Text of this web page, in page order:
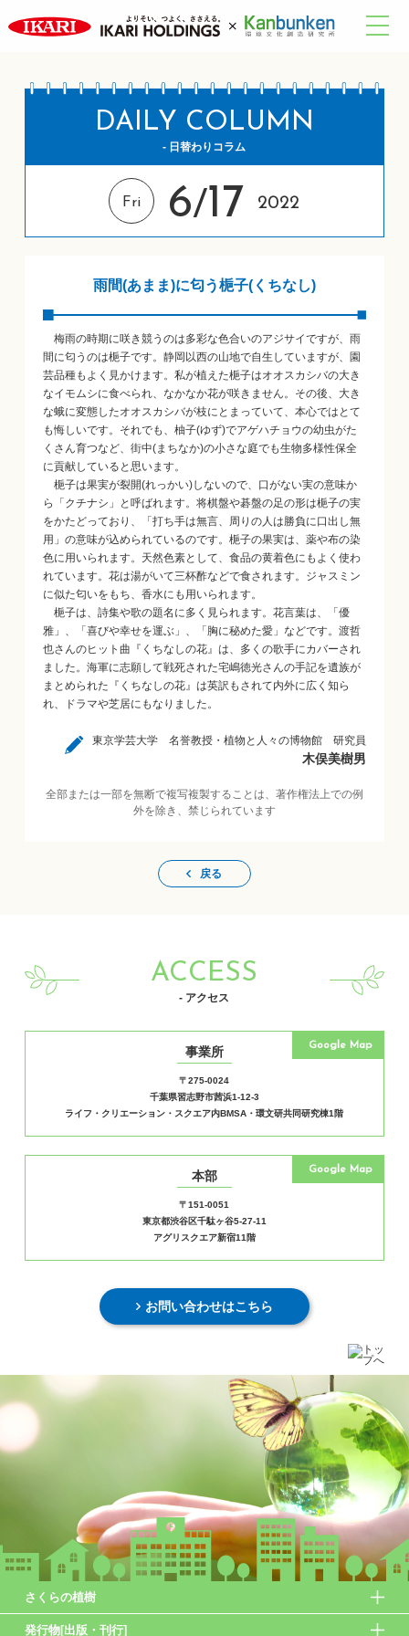
DAILY COLUMN
- 日替わりコラム
Fri 6/17 2022
雨間(あまま)に匂う梔子(くちなし)
梅雨の時期に咲き競うのは多彩な色合いのアジサイですが、雨
間に匂うのは梔子です。静岡以西の山地で自生していますが、園
芸品種もよく見かけます。私が植えた梔子はオオスカシバの大き
なイモムシに食べられ、なかなか花が咲きません。その後、大き
な蛾に変態したオオスカシバが枝にとまっていて、本心ではとて
も悔しいです。それでも、柚子(ゆず)でアゲハチョウの幼虫がた
くさん育つなど、街中(まちなか)の小さな庭でも生物多様性保全
に貢献していると思います。
梔子は果実が裂開(れっかい)しないので、口がない実の意味か
ら「クチナシ」と呼ばれます。将棋盤や碁盤の足の形は梔子の実
をかたどっており、「打ち手は無言、周りの人は勝負に口出し無
用」の意味が込められているのです。梔子の果実は、薬や布の染
色に用いられます。天然色素として、食品の黄着色にもよく使わ
れています。花は湯がいて三杯酢などで食されます。ジャスミン
に似た匂いをもち、香水にも用いられます。
梔子は、詩集や歌の題名に多く見られます。花言葉は、「優
雅」、「喜びや幸せを運ぶ」、「胸に秘めた愛」などです。渡哲
也さんのヒット曲『くちなしの花』は、多くの歌手にカバーされ
ました。海軍に志願して戦死された宅嶋徳光さんの手記を遺族が
まとめられた『くちなしの花』は英訳もされて内外に広く知ら
れ、ドラマや芝居にもなりました。
東京学芸大学 名誉教授・植物と人々の博物館 研究員
木俣美樹男
全部または一部を無断で複写複製することは、著作権法上での例
外を除き、禁じられています
戻る
ACCESS
- アクセス
事業所
〒275-0024
千葉県習志野市茜浜1-12-3
ライフ・クリエーション・スクエア内BMSA・環文研共同研究棟1階
Google Map
本部
〒151-0051
東京都渋谷区千駄ヶ谷5-27-11
アグリスクエア新宿11階
Google Map
お問い合わせはこちら
さくらの植樹
発行物[出版・刊行]